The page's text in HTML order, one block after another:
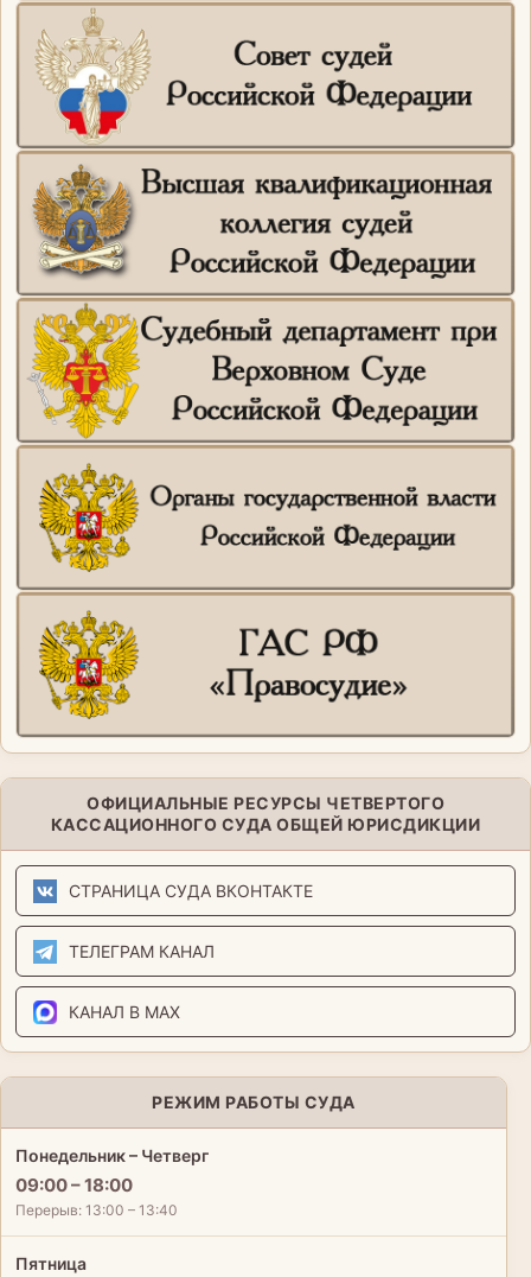
ОФИЦИАЛЬНЫЕ РЕСУРСЫ ЧЕТВЕРТОГО
КАССАЦИОННОГО СУДА ОБЩЕЙ ЮРИСДИКЦИИ
СТРАНИЦА СУДА ВКОНТАКТЕ
ТЕЛЕГРАМ КАНАЛ
КАНАЛ В MAX
РЕЖИМ РАБОТЫ СУДА
Понедельник – Четверг
09:00 – 18:00
Перерыв: 13:00 – 13:40
Пятница